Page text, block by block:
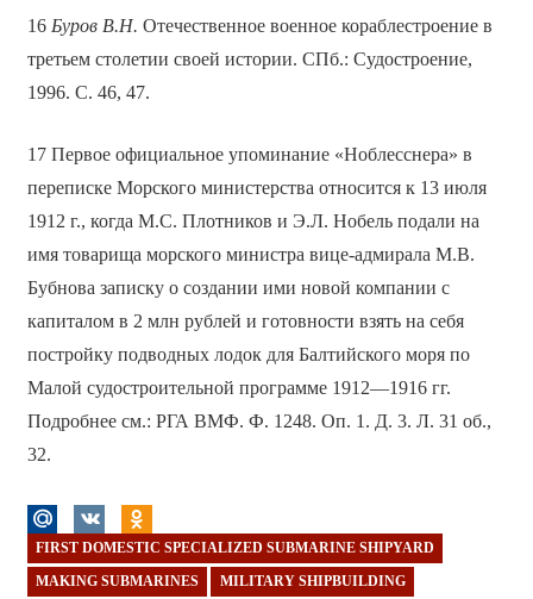
16 Буров В.Н. Отечественное военное кораблестроение в
третьем столетии своей истории. СПб.: Судостроение,
1996. С. 46, 47.
17 Первое официальное упоминание «Ноблесснера» в
переписке Морского министерства относится к 13 июля
1912 г., когда М.С. Плотников и Э.Л. Нобель подали на
имя товарища морского министра вице-адмирала М.В.
Бубнова записку о создании ими новой компании с
капиталом в 2 млн рублей и готовности взять на себя
постройку подводных лодок для Балтийского моря по
Малой судостроительной программе 1912—1916 гг.
Подробнее см.: РГА ВМФ. Ф. 1248. Оп. 1. Д. 3. Л. 31 об.,
32.
FIRST DOMESTIC SPECIALIZED SUBMARINE SHIPYARD
MAKING SUBMARINES MILITARY SHIPBUILDING